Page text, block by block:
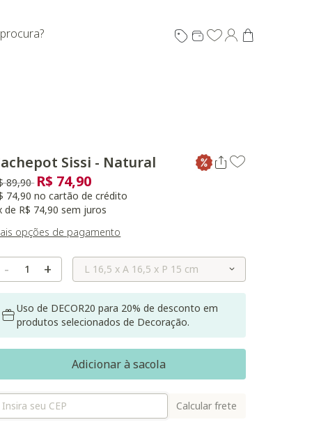
Sissi - Natural
reduzido de
89,90 para
R$ 74,90
74,90 no cartão de crédito
de R$ 74,90 sem juros
opções de pagamento
- + Selecione o Tamanho
Uso de DECOR20 para 20% de desconto em
produtos selecionados de Decoração.
Adicionar à sacola
Calcular frete